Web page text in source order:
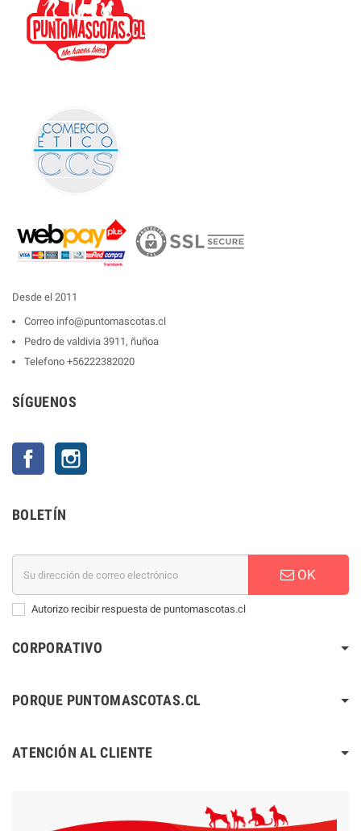
Desde el 2011
Correo info@puntomascotas.cl
Pedro de valdivia 3911, ñuñoa
Telefono +56222382020
SÍGUENOS
Facebook
BOLETÍN
OK
Autorizo recibir respuesta de puntomascotas.cl
CORPORATIVO
PORQUE PUNTOMASCOTAS.CL
ATENCIÓN AL CLIENTE